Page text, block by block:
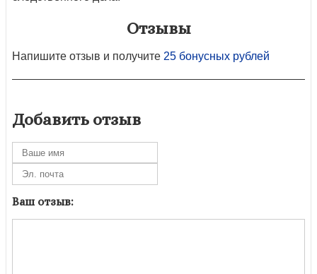
Отзывы
Напишите отзыв и получите 25 бонусных рублей
Добавить отзыв
Ваш отзыв: